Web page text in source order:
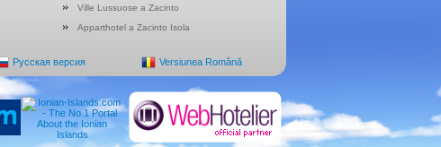
Ville Lussuose a Zacinto
Apparthotel a Zacinto Isola
Русская версия Versiunea Română